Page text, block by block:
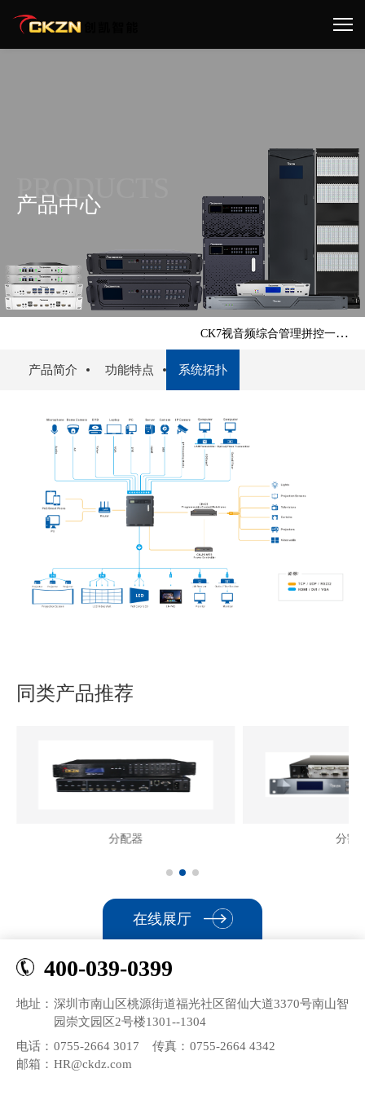
产品中心
PRODUCTS
CK7视音频综合管理拼控一体机
产品简介 功能特点 系统拓扑
同类产品推荐
分配器 分割
在线展厅
400-039-0399
地址： 深圳市南山区桃源街道福光社区留仙大道3370号南山智
园崇文园区2号楼1301--1304
电话： 0755-2664 3017 传真： 0755-2664 4342
邮箱： HR@ckdz.com